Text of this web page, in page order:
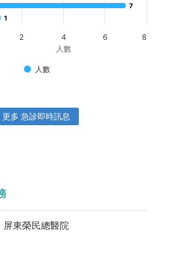
人數
7
7
1
1
人數
2 4 6 8
更多 急診即時訊息
屏東榮民總醫院